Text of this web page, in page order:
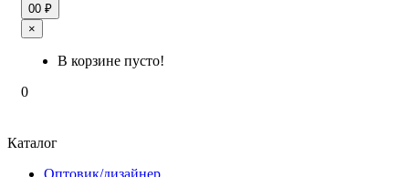
00 ₽
×
В корзине пусто!
0
Каталог
Оптовик/дизайнер